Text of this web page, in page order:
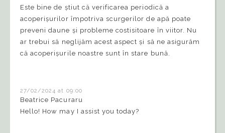
Este bine de știut că verificarea periodică a
acoperișurilor împotriva scurgerilor de apă poate
preveni daune și probleme costisitoare în viitor. Nu
ar trebui să neglijăm acest aspect și să ne asigurăm
că acoperișurile noastre sunt în stare bună.
27/02/2024 at 09:00
Beatrice Pacuraru
Hello! How may I assist you today?